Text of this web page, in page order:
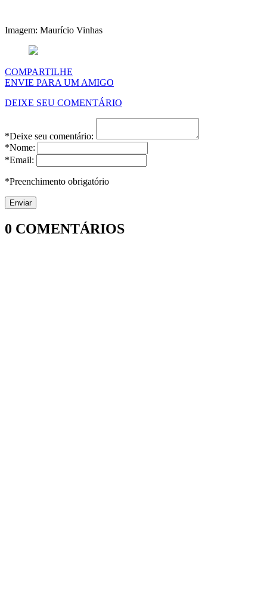
Imagem: Maurício Vinhas
COMPARTILHE
ENVIE PARA UM AMIGO
DEIXE SEU COMENTÁRIO
*Deixe seu comentário:
*Nome:
*Email:
*Preenchimento obrigatório
0 COMENTÁRIOS